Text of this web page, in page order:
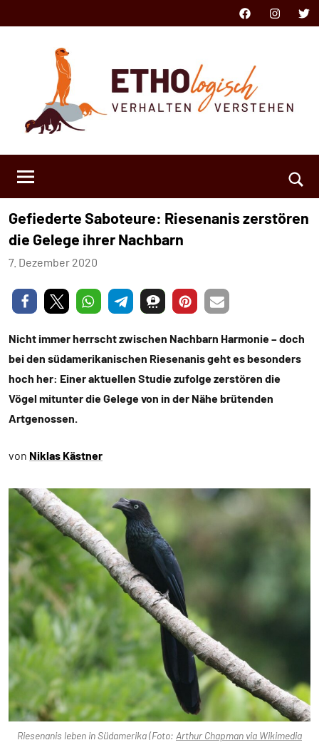
Inhalt
FacebookInstagram
Gefiederte Saboteure: Riesenanis zerstören
die Gelege ihrer Nachbarn
7. Dezember 2020
Niklas
Kästner
Keine
Kommentare
Nicht immer herrscht zwischen Nachbarn Harmonie – doch
bei den südamerikanischen Riesenanis geht es besonders
hoch her: Einer aktuellen Studie zufolge zerstören die
Vögel mitunter die Gelege von in der Nähe brütenden
Artgenossen.
von Niklas Kästner
Riesenanis leben in Südamerika (Foto: Arthur Chapman via Wikimedia